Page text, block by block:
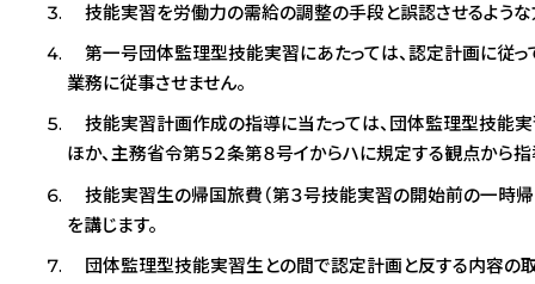
技能実習を労働力の需給の調整の手段と誤認させるよう
第一号団体監理型技能実習にあたっては、認定計画に従
業務に従事させません。
技能実習計画作成の指導に当たっては、団体監理型技能
ほか、主務省令第５２条第８号イからハに規定する観点から指
技能実習生の帰国旅費（第３号技能実習の開始前の一時帰
を講じます。
団体監理型技能実習生との間で認定計画と反する内容の取